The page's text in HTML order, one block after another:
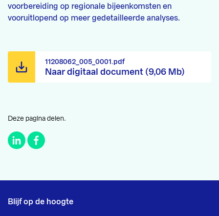
voorbereiding op regionale bijeenkomsten en
vooruitlopend op meer gedetailleerde analyses.
Naar digitaal document (9,06 Mb)
11208062_005_0001.pdf
Deze pagina delen.
Blijf op de hoogte